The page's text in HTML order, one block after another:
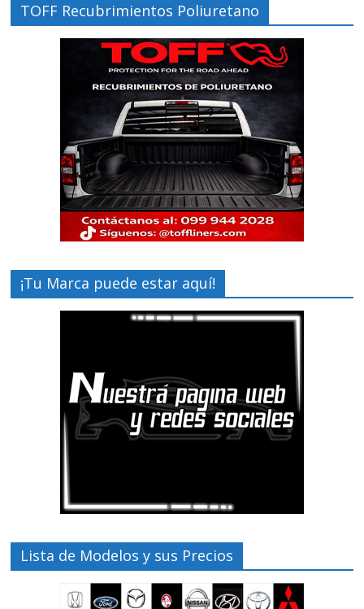
TOFF Recubrimientos Poliuretano
¡Tu Marca puede estar aquí!
Lista de Modelos y sus Precios